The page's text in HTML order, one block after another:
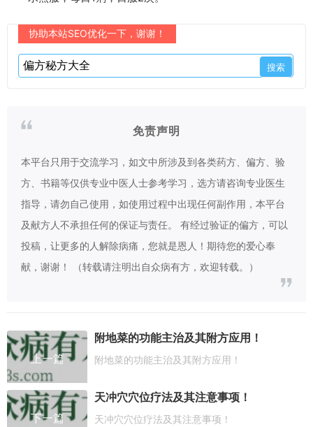
协助本站SEO优化一下，谢谢！
免责声明
本平台只用于交流学习，如文中所涉及到各类药方、偏方、验
方、书籍等仅供专业中医人士参考学习，选方请咨询专业医生
指导，请勿自己使用，如使用过程中出现任何副作用，本平台
及献方人不承担任何的保证与责任。 有经过验证的偏方，可以
投稿，让更多的人解除病痛，您就是恩人！期待您的爱心奉
献，谢谢！ （转载请注明出自众病有方，欢迎转载。）
上一篇
附地菜的功能主治及其附方应用！
附地菜的功能主治及其附方应用！
下一篇
天冲穴穴位疗法及其注意事项！
天冲穴穴位疗法及其注意事项！